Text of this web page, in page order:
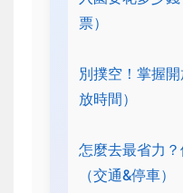
票）
別撲空！掌握
放時間）
怎麼去最省力
（交通&停車）